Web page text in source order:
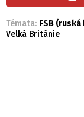
Témata: FSB
Velká Británie